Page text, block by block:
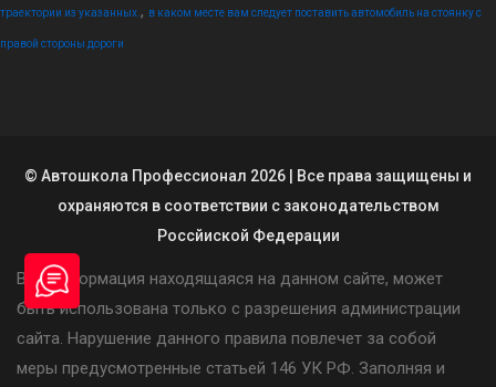
траектории из указанных. , в каком месте вам следует поставить автомобиль на стоянку с
правой стороны дороги
© Автошкола Профессионал 2026 | Все права защищены и
охраняются в соответствии с законодательством
Россйиской Федерации
Вся информация находящаяся на данном сайте, может
быть использована только с разрешения администрации
сайта. Нарушение данного правила повлечет за собой
меры предусмотренные статьей 146 УК РФ. Заполняя и